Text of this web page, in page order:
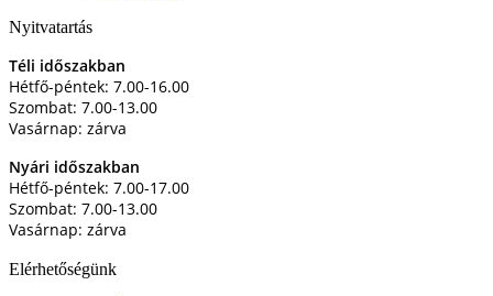
Nyitvatartás
Téli időszakban
Hétfő-péntek: 7.00-16.00
Szombat: 7.00-13.00
Vasárnap: zárva
Nyári időszakban
Hétfő-péntek: 7.00-17.00
Szombat: 7.00-13.00
Vasárnap: zárva
Elérhetőségünk